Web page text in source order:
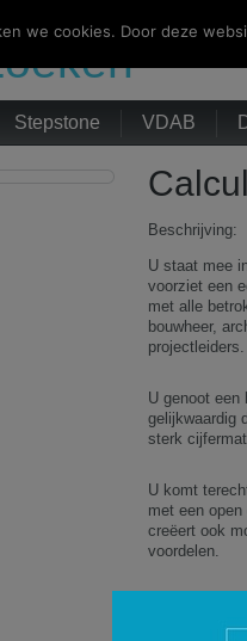
Stepstone VDAB
Beschrijving:
U staat mee
voorziet een
met alle
bouwheer,
projectleiders.
U genoot
gelijkwaardig
sterk
U komt
met een
creëert ook
voordelen.
we cookies. Door deze